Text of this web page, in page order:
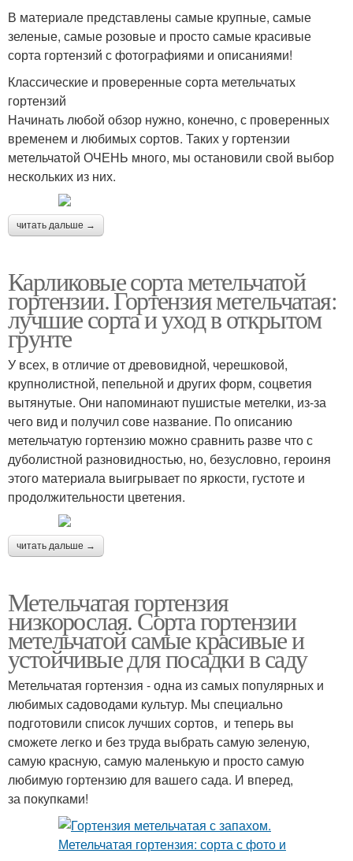
В материале представлены самые крупные, самые
зеленые, самые розовые и просто самые красивые
сорта гортензий с фотографиями и описаниями!
Классические и проверенные сорта метельчатых
гортензий
Начинать любой обзор нужно, конечно, с проверенных
временем и любимых сортов. Таких у гортензии
метельчатой ОЧЕНЬ много, мы остановили свой выбор
нескольких из них.
читать дальше →
Карликовые сорта метельчатой
гортензии. Гортензия метельчатая:
лучшие сорта и уход в открытом
грунте
У всех, в отличие от древовидной, черешковой,
крупнолистной, пепельной и других форм, соцветия
вытянутые. Они напоминают пушистые метелки, из-за
чего вид и получил сове название. По описанию
метельчатую гортензию можно сравнить разве что с
дуболистной разновидностью, но, безусловно, героиня
этого материала выигрывает по яркости, густоте и
продолжительности цветения.
читать дальше →
Метельчатая гортензия
низкорослая. Сорта гортензии
метельчатой самые красивые и
устойчивые для посадки в саду
Метельчатая гортензия - одна из самых популярных и
любимых садоводами культур. Мы специально
подготовили список лучших сортов, и теперь вы
сможете легко и без труда выбрать самую зеленую,
самую красную, самую маленькую и просто самую
любимую гортензию для вашего сада. И вперед,
за покупками!